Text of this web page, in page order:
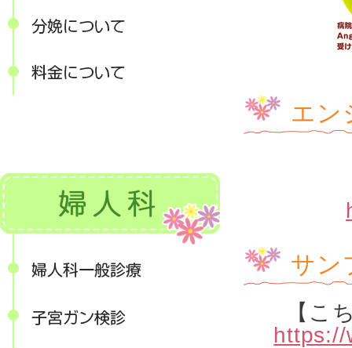
エン
サン
【こ
https://